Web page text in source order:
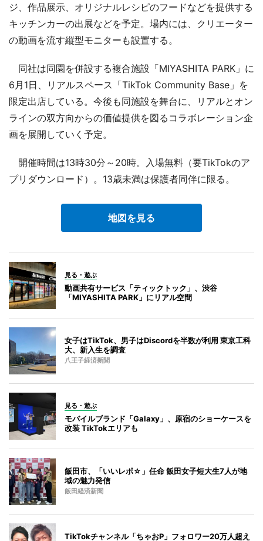
ジ、作品展示、オリジナルレシピのフードなどを提供する
キッチンカーの出展などを予定。場内には、クリエーター
の動画を流す縦型モニターも設置する。
同社は同園を併設する複合施設「MIYASHITA PARK」に
6月1日、リアルスペース「TikTok Community Base」を
限定出店している。今後も同施設を舞台に、リアルとオン
ラインの双方向からの価値提供を図るコラボレーション企
画を展開していく予定。
開催時間は13時30分～20時。入場無料（要TikTokのア
プリダウンロード）。13歳未満は保護者同伴に限る。
地図を見る
見る・遊ぶ
動画共有サービス「ティックトック」、渋谷
「MIYASHITA PARK」にリアル空間
女子はTikTok、男子はDiscordを半数が利用 東京工科
大、新入生を調査
八王子経済新聞
見る・遊ぶ
モバイルブランド「Galaxy」、原宿のショーケースを
改装 TikTokエリアも
飯田市、「いいレポ☆」任命 飯田女子短大生7人が地
域の魅力発信
飯田経済新聞
TikTokチャンネル「ちゃおP」フォロワー20万人超え